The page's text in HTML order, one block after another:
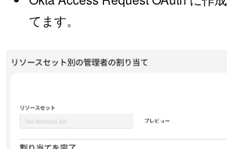
てます。